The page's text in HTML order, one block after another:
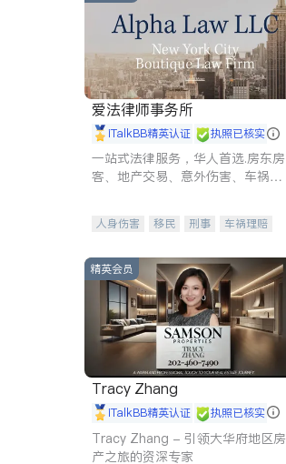
爱法律师事务所
iTalkBB精英认证 执照已核实
一站式法律服务，华人首选.房东房
客、地产交易、意外伤害、车祸重
人身伤害 移民 刑事
车祸理赔
商标注册
索赔 律师-其它 保释
精英会员
Tracy Zhang
iTalkBB精英认证 执照已核实
Tracy Zhang - 引领大华府地区房
产之旅的资深专家